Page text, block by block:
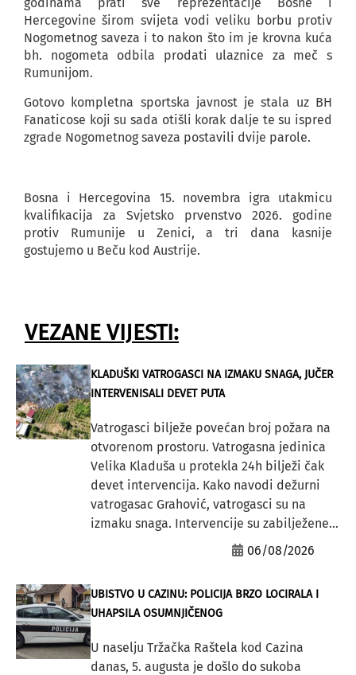
Hercegovine širom svijeta vodi veliku borbu protiv
Nogometnog saveza i to nakon što im je krovna kuća
bh. nogometa odbila prodati ulaznice za meč s
Rumunijom.
Gotovo kompletna sportska javnost je stala uz BH
Fanaticose koji su sada otišli korak dalje te su ispred
zgrade Nogometnog saveza postavili dvije parole.
Bosna i Hercegovina 15. novembra igra utakmicu
kvalifikacija za Svjetsko prvenstvo 2026. godine
protiv Rumunije u Zenici, a tri dana kasnije
gostujemo u Beču kod Austrije.
VEZANE VIJESTI:
KLADUŠKI VATROGASCI NA IZMAKU SNAGA, JUČER
INTERVENISALI DEVET PUTA
Vatrogasci bilježe povećan broj požara na
otvorenom prostoru. Vatrogasna jedinica
Velika Kladuša u protekla 24h bilježi čak
devet intervencija. Kako navodi dežurni
vatrogasac Grahović, vatrogasci su na
izmaku snaga. Intervencije su zabilježene...
06/08/2026
UBISTVO U CAZINU: POLICIJA BRZO LOCIRALA I
UHAPSILA OSUMNJIČENOG
U naselju Tržačka Raštela kod Cazina
danas, 5. augusta je došlo do sukoba